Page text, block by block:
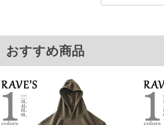
ブ(袖口)／裾生地切り替え／バックデザイン無
サイズ/バスト/総丈/裾周り/肩幅/袖丈
3L/136/87/136/60/61
4L/146/89/146/62/62
5L/156/91/156/64/63
おすすめ商品